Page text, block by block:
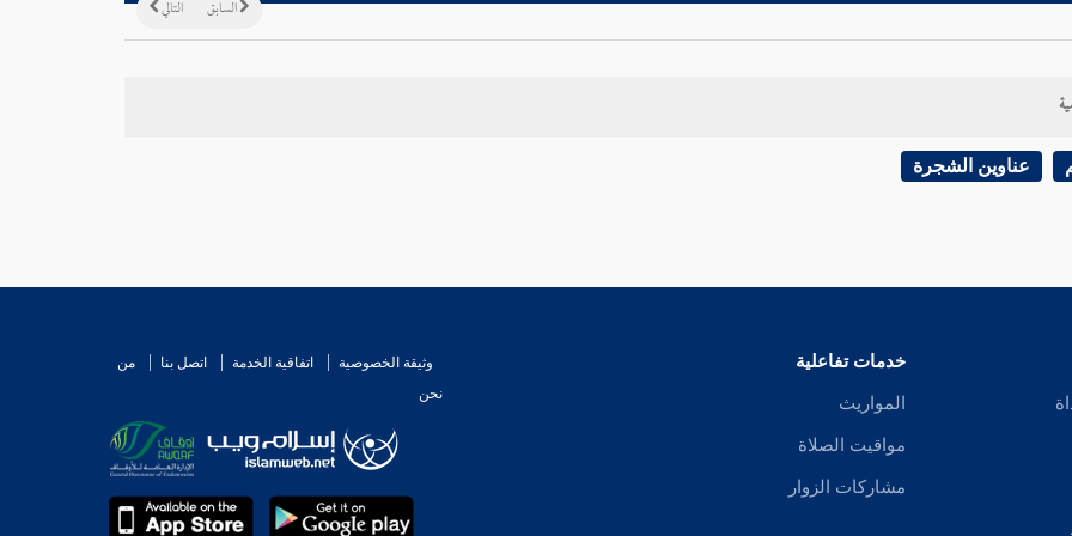
التالي السابق
عناوين الشجرة
خدمات تفاعلية
المواريث
مواقيت الصلاة
مشاركات الزوار
وثيقة الخصوصية اتفاقية الخدمة اتصل بنا
من
نحن